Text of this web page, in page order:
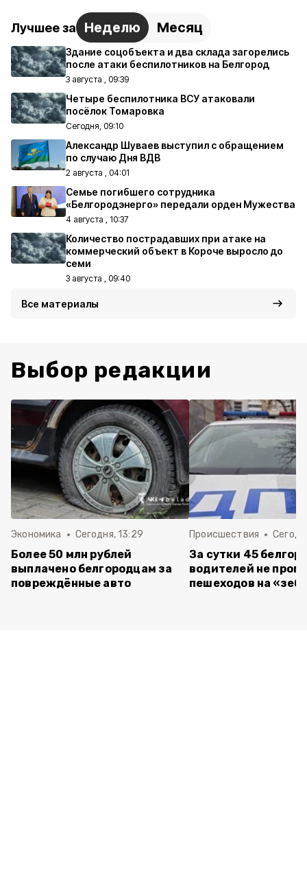
Лучшее за Неделю Месяц
Здание соцобъекта и два склада загорелись
после атаки беспилотников на Белгород
3 августа , 09:39
Четыре беспилотника ВСУ атаковали
посёлок Томаровка
Сегодня, 09:10
Александр Шуваев выступил с обращением
по случаю Дня ВДВ
2 августа , 04:01
Семье погибшего сотрудника
«Белгородэнерго» передали орден Мужества
4 августа , 10:37
Количество пострадавших при атаке на
коммерческий объект в Короче выросло до
семи
3 августа , 09:40
Все материалы
Выбор редакции
Экономика Сегодня, 13:29
Более 50 млн рублей
выплачено белгородцам за
повреждённые авто
Происшествия
За сутки 45
водителей не
пешеходов на